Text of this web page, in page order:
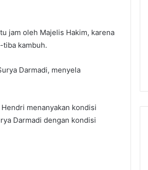
jam oleh Majelis Hakim, karena
tiba kambuh.
Darmadi, menyela
menanyakan kondisi
Darmadi dengan kondisi